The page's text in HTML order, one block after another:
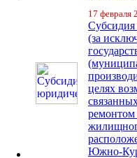
17 февраля
(за
целях
ремонтом
Южно-